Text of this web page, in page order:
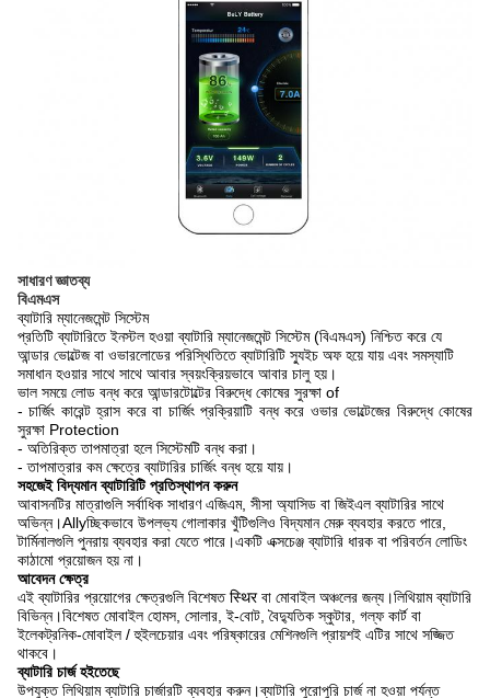
সাধারণ জ্ঞাতব্য
বিএমএস
ব্যাটারি ম্যানেজমেন্ট সিস্টেম
প্রতিটি ব্যাটারিতে ইনস্টল হওয়া ব্যাটারি ম্যানেজমেন্ট সিস্টেম (বিএমএস) নিশ্চিত করে যে
আন্ডার ভোল্টেজ বা ওভারলোডের পরিস্থিতিতে ব্যাটারিটি স্যুইচ অফ হয়ে যায় এবং সমস্যাটি
সমাধান হওয়ার সাথে সাথে আবার স্বয়ংক্রিয়ভাবে আবার চালু হয়।
ভাল সময়ে লোড বন্ধ করে আন্ডারটোল্টের বিরুদ্ধে কোষের সুরক্ষা of
- চার্জিং কারেন্ট হ্রাস করে বা চার্জিং প্রক্রিয়াটি বন্ধ করে ওভার ভোল্টেজের বিরুদ্ধে কোষের
সুরক্ষা Protection
- অতিরিক্ত তাপমাত্রা হলে সিস্টেমটি বন্ধ করা।
- তাপমাত্রার কম ক্ষেত্রে ব্যাটারির চার্জিং বন্ধ হয়ে যায়।
সহজেই বিদ্যমান ব্যাটারিটি প্রতিস্থাপন করুন
আবাসনটির মাত্রাগুলি সর্বাধিক সাধারণ এজিএম, সীসা অ্যাসিড বা জিইএল ব্যাটারির সাথে
অভিন্ন।Allyচ্ছিকভাবে উপলভ্য গোলাকার খুঁটিগুলিও বিদ্যমান মেরু ব্যবহার করতে পারে,
টার্মিনালগুলি পুনরায় ব্যবহার করা যেতে পারে।একটি এক্সচেঞ্জ ব্যাটারি ধারক বা পরিবর্তন লোডিং
কাঠামো প্রয়োজন হয় না।
আবেদন ক্ষেত্র
এই ব্যাটারির প্রয়োগের ক্ষেত্রগুলি বিশেষত स्थिर বা মোবাইল অঞ্চলের জন্য।লিথিয়াম ব্যাটারি
বিভিন্ন।বিশেষত মোবাইল হোমস, সোলার, ই-বোট, বৈদ্যুতিক স্কুটার, গল্ফ কার্ট বা
ইলেকট্রনিক-মোবাইল / হুইলচেয়ার এবং পরিষ্কারের মেশিনগুলি প্রায়শই এটির সাথে সজ্জিত
থাকবে।
ব্যাটারি চার্জ হইতেছে
উপযুক্ত লিথিয়াম ব্যাটারি চার্জারটি ব্যবহার করুন।ব্যাটারি পুরোপুরি চার্জ না হওয়া পর্যন্ত